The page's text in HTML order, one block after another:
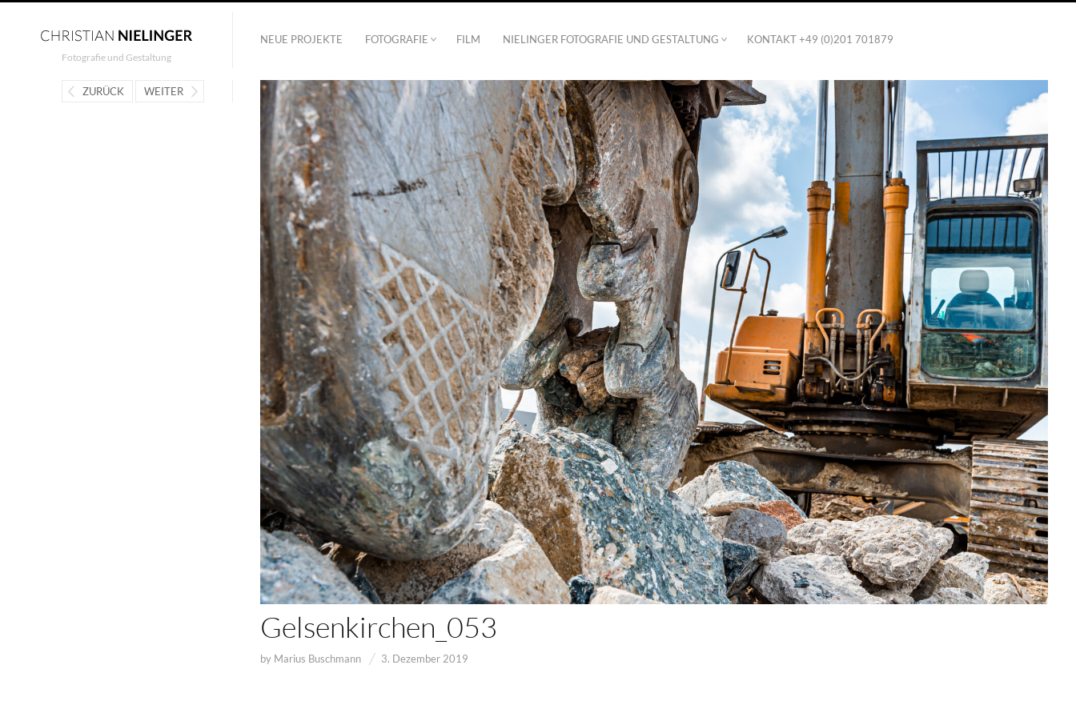
Fotografie und Gestaltung
NEUE PROJEKTE FOTOGRAFIE FILM NIELINGER FOTOGRAFIE UND GESTALTUNG KONTAKT +49 (0)201 701879
Gelsenkirchen_053
by Marius Buschmann 3. Dezember 2019
ZURÜCK WEITER